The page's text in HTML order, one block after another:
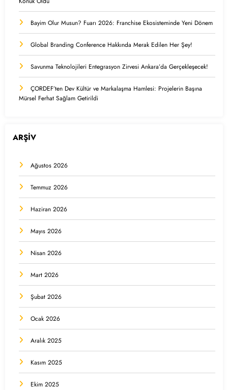
Bayim Olur Musun? Fuarı 2026: Franchise Ekosisteminde Yeni Dönem
Global Branding Conference Hakkında Merak Edilen Her Şey!
Savunma Teknolojileri Entegrasyon Zirvesi Ankara’da Gerçekleşecek!
ÇORDEF’ten Dev Kültür ve Markalaşma Hamlesi: Projelerin Başına
Mürsel Ferhat Sağlam Getirildi
ARŞİV
Ağustos 2026
Temmuz 2026
Haziran 2026
Mayıs 2026
Nisan 2026
Mart 2026
Şubat 2026
Ocak 2026
Aralık 2025
Kasım 2025
Ekim 2025